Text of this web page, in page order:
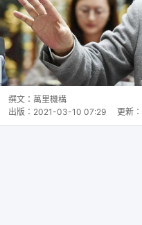
撰文： 萬里機構
出版： 2021-03-10 07:29 更新：